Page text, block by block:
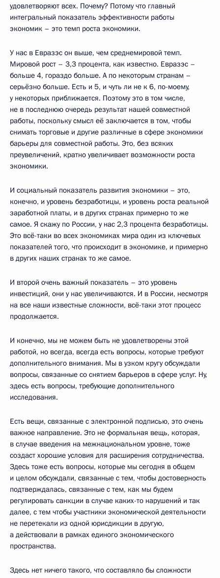
удовлетворяют всех. Почему? Потому что главный
интегральный показатель эффективности работы
экономик – это темп роста экономики.
У нас в Евразэс он выше, чем среднемировой темп.
Мировой рост – 3,3 процента, как известно. Евразэс –
больше 4, гораздо больше. А по некоторым странам –
серьёзно больше. Есть и 5, и чуть ли не к 6, по-моему,
у некоторых приближается. Поэтому это в том числе,
не в последнюю очередь результат нашей совместной
работы, поскольку смысл её заключается в том, чтобы
снимать торговые и другие различные в сфере экономики
барьеры для совместной работы. Это, без всяких
преувеличений, кратно увеличивает возможности роста
экономики.
И социальный показатель развития экономики – это,
конечно, и уровень безработицы, и уровень роста реальной
заработной платы, и в других странах примерно то же
самое. Я скажу по России, у нас 2,3 процента безработицы.
Это всё-таки во всех экономиках мира один из ключевых
показателей того, что происходит в экономике, и примерно
в других наших странах то же самое.
И второй очень важный показатель – это уровень
инвестиций, они у нас увеличиваются. И в России, несмотря
на все наши известные сложности, всё-таки этот процесс
продолжается.
И конечно, мы не можем быть не удовлетворены этой
работой, но всегда, всегда есть вопросы, которые требуют
дополнительного внимания. Мы в узком кругу обсуждали
вопросы, связанные со снятием барьеров в сфере услуг. Ну,
здесь есть вопросы, требующие дополнительного
исследования.
Есть вещи, связанные с электронной подписью, это очень
важное направление. Это не формальная вещь, которая,
в случае введения на межнациональном уровне, тоже
создаст хорошие условия для расширения сотрудничества.
Здесь тоже есть вопросы, которые мы сегодня в общем
и целом обсуждали, связанные с тем, чтобы достоверность
подтверждалась, связанные с тем, как мы будем
регулировать санкции в случае каких-то нарушений и так
далее, с тем чтобы участники экономической деятельности
не перетекали из одной юрисдикции в другую,
а действовали в рамках единого экономического
пространства.
Здесь нет ничего такого, что составляло бы сложности